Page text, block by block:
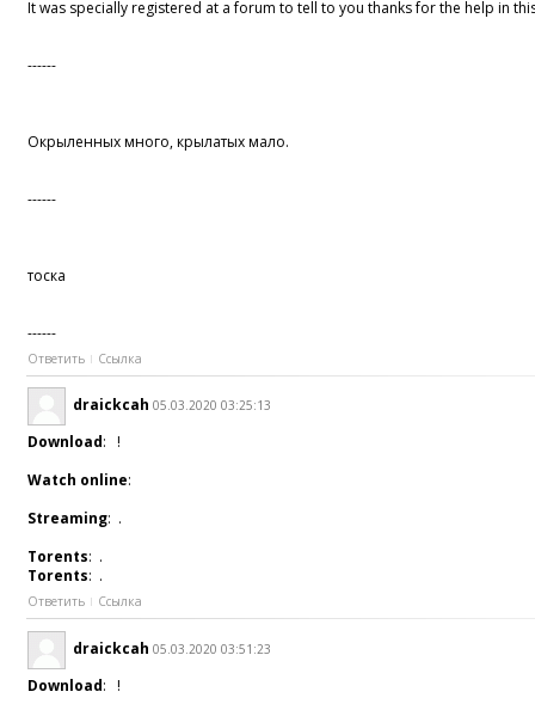
It was specially registered at a forum to tell to you thanks for the help in
------
Окрыленных много, крылатых мало.
------
тоска
------
Ответить Ссылка
draickcah 05.03.2020 03:25:13
Download: !
Watch online:
Streaming: .
Torents: .
Torents: .
Ответить Ссылка
draickcah 05.03.2020 03:51:23
Download: !